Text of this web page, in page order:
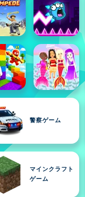
警察ゲーム
マインクラフト
ゲーム